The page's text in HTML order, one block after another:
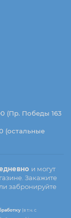
(Пр. Победы 163
(остальные
и могут
Закажите
забронируйте
(в т.ч. с